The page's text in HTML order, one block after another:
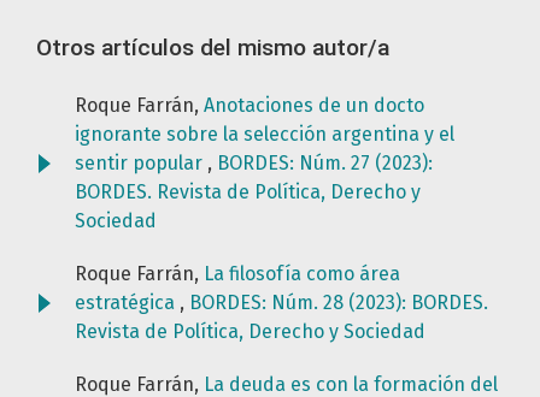
Otros artículos del mismo autor/a
Roque Farrán, Anotaciones de un docto
ignorante sobre la selección argentina y el
sentir popular , BORDES: Núm. 27 (2023):
BORDES. Revista de Política, Derecho y
Sociedad
Roque Farrán, La filosofía como área
estratégica , BORDES: Núm. 28 (2023): BORDES.
Revista de Política, Derecho y Sociedad
Roque Farrán, La deuda es con la formación del